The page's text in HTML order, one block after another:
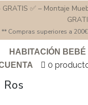
GRATIS ✅ – Montaje
** Compras superiores a
HABITACIÓN BEBÉ
0